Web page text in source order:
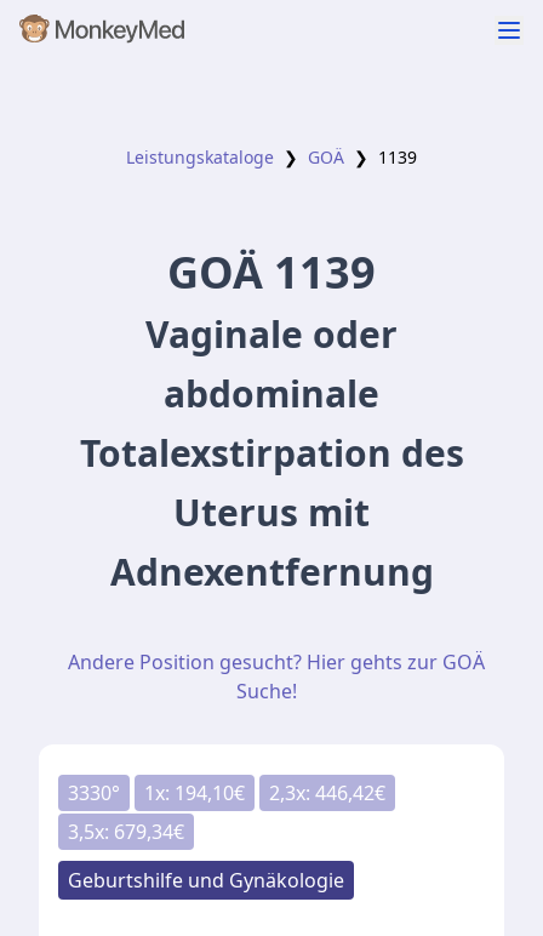
Leistungskataloge ❯ GOÄ ❯ 1139
GOÄ 1139
Vaginale oder
abdominale
Totalexstirpation des
Uterus mit
Adnexentfernung
Andere Position gesucht? Hier gehts zur GOÄ
Suche!
3330° 1x: 194,10€ 2,3x: 446,42€
3,5x: 679,34€
Geburtshilfe und Gynäkologie